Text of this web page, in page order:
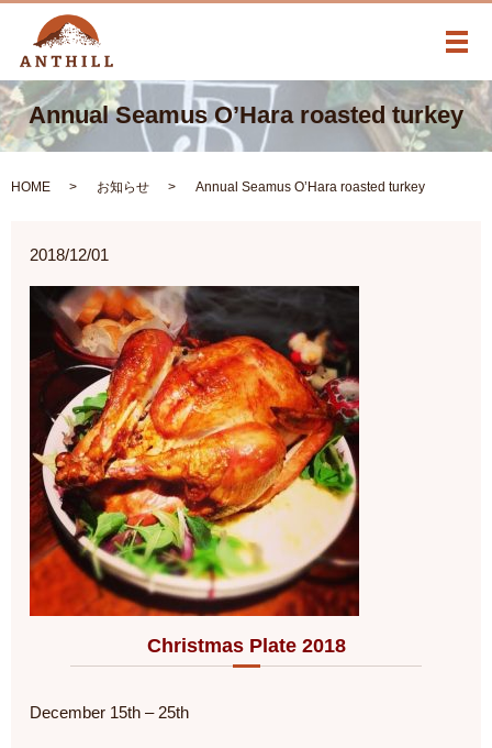
メ
Annual Seamus O’Hara roasted turkey
HOME お知らせ Annual Seamus O’Hara roasted turkey
2018/12/01
Christmas Plate 2018
December 15th – 25th